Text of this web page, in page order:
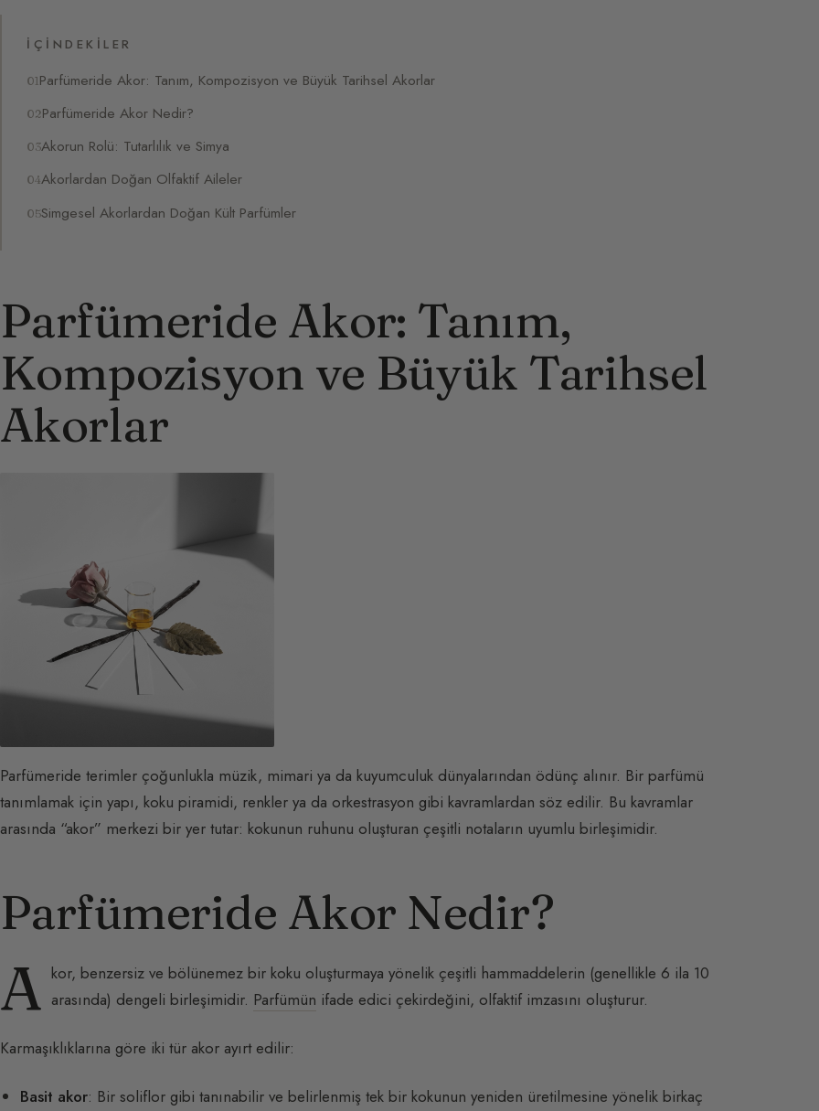
İÇINDEKILER
Parfümeride Akor: Tanım, Kompozisyon ve Büyük Tarihsel Akorlar
Parfümeride Akor Nedir?
Akorun Rolü: Tutarlılık ve Simya
Akorlardan Doğan Olfaktif Aileler
Simgesel Akorlardan Doğan Kült Parfümler
Parfümeride Akor: Tanım,
Kompozisyon ve Büyük Tarihsel
Akorlar
Parfümeride terimler çoğunlukla müzik, mimari ya da kuyumculuk dünyalarından ödünç alınır. Bir parfümü
tanımlamak için yapı, koku piramidi, renkler ya da orkestrasyon gibi kavramlardan söz edilir. Bu kavramlar
arasında “akor” merkezi bir yer tutar: kokunun ruhunu oluşturan çeşitli notaların uyumlu birleşimidir.
Parfümeride Akor Nedir?
A kor, benzersiz ve bölünemez bir koku oluşturmaya yönelik çeşitli hammaddelerin (genellikle 6 ila 10
arasında) dengeli birleşimidir. Parfümün ifade edici çekirdeğini, olfaktif imzasını oluşturur.
Karmaşıklıklarına göre iki tür akor ayırt edilir:
Basit akor: Bir soliflor gibi tanınabilir ve belirlenmiş tek bir kokunun yeniden üretilmesine yönelik birkaç